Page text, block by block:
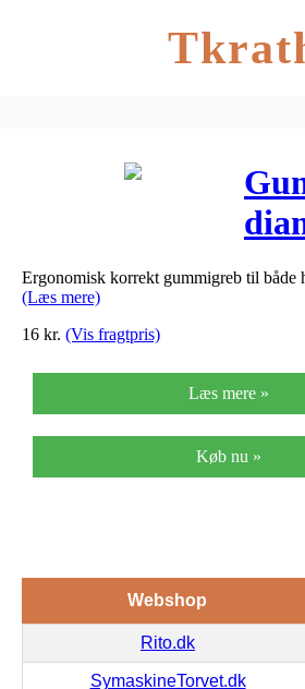
L:
Ergonomisk korrekt gummigreb til både
(Læs mere)
16 kr. (Vis fragtpris)
Læs mere »
Køb nu »
Webshop
Rito.dk
SymaskineTorvet.dk